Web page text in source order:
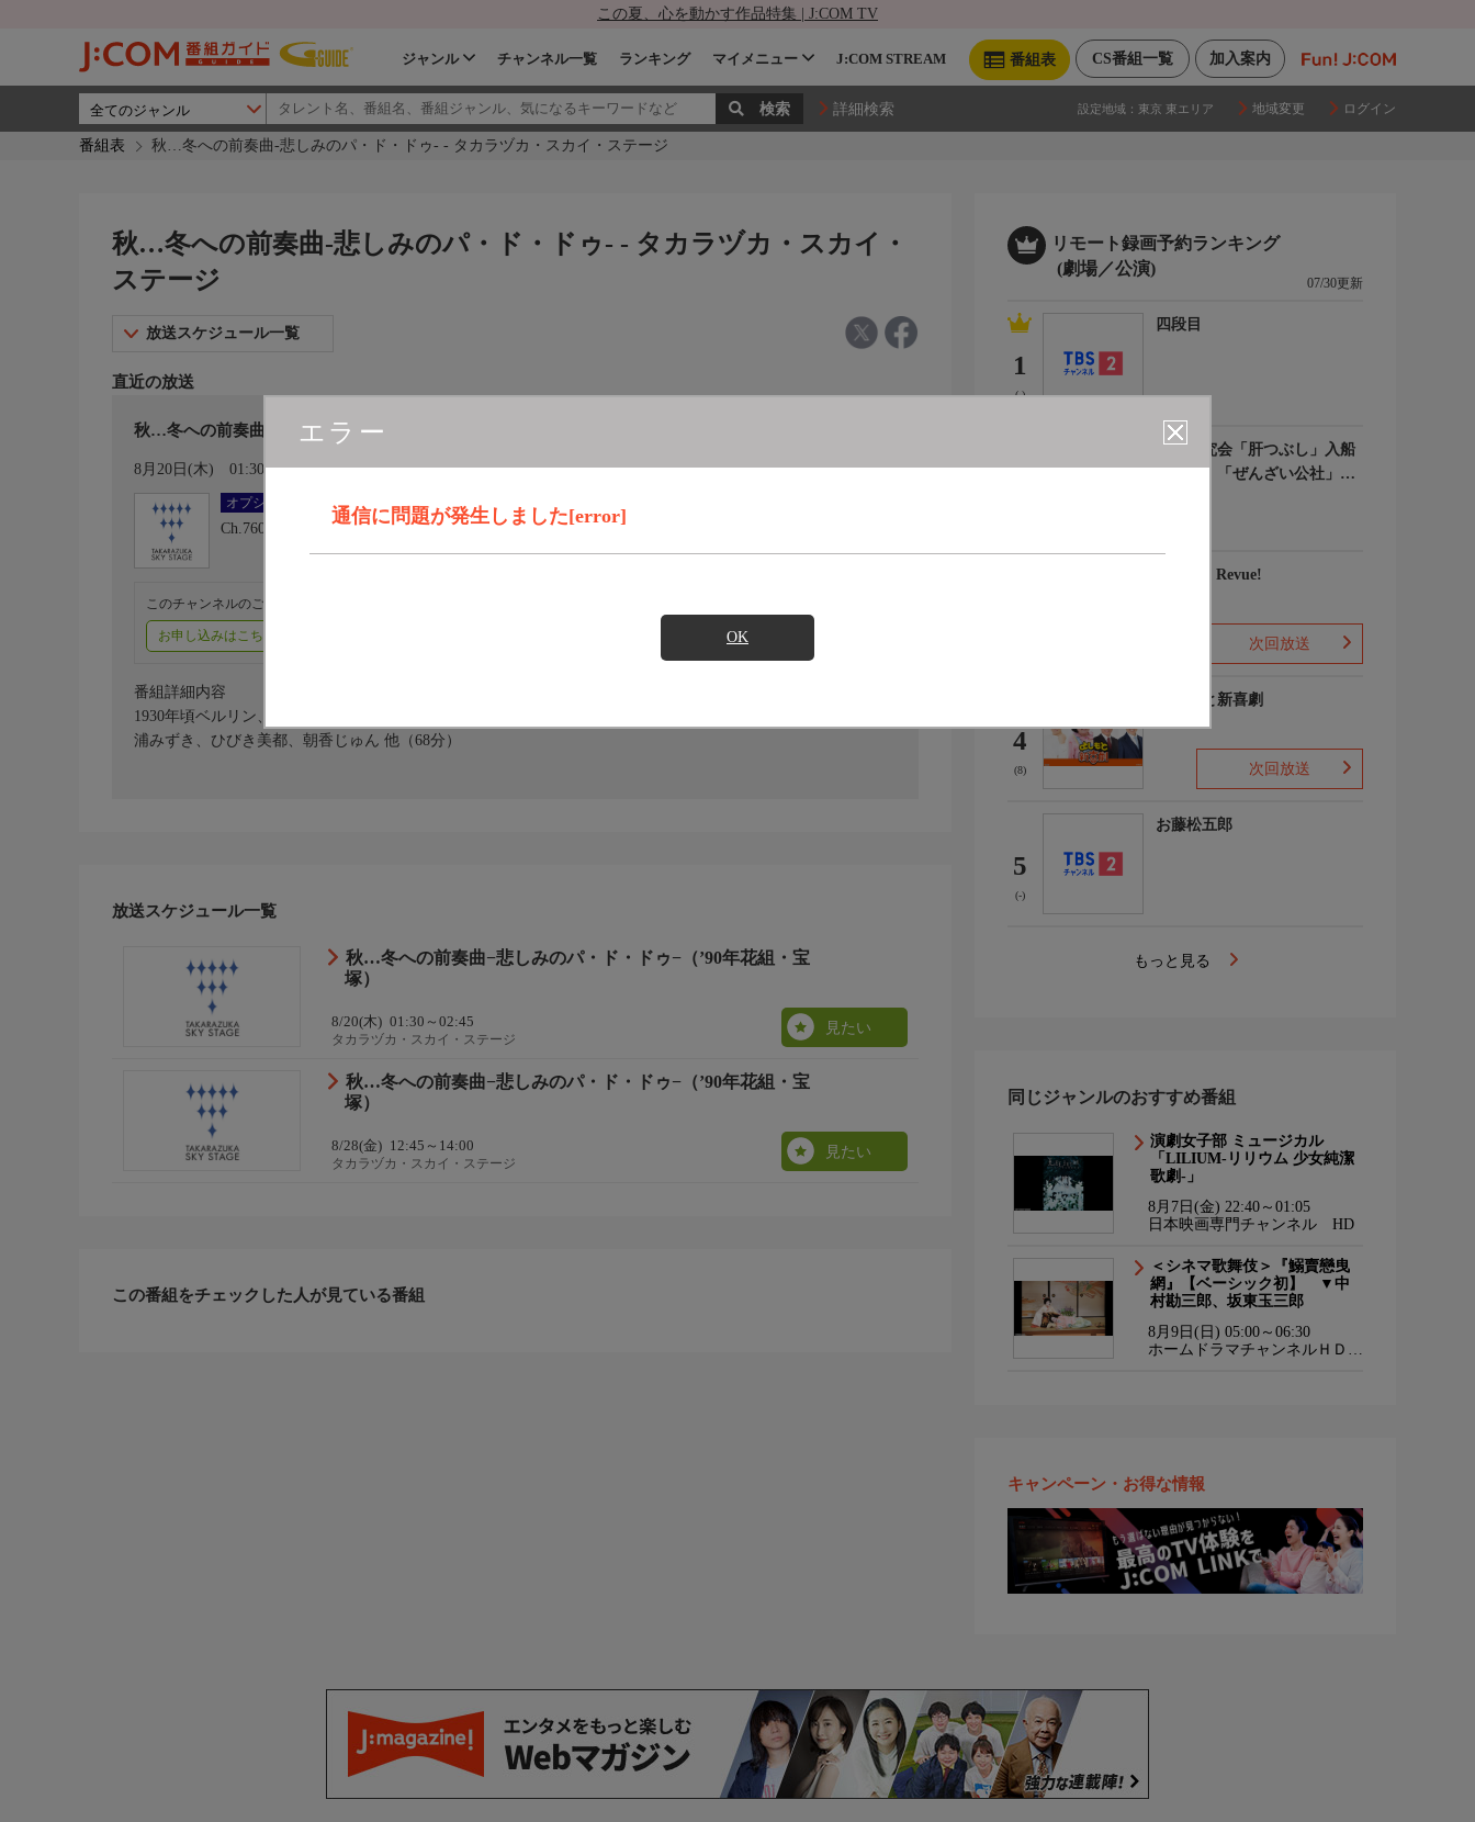
この夏、心を動かす作品特集 | J:COM TV
加入案内
CS番組一覧
番組表
ジャンル チャンネル一覧 ランキング マイメニュー J:COM STREAM
詳細検索 設定地域： 東京 東エリア 地域変更 ログイン
番組表 秋…冬への前奏曲-悲しみのパ・ド・ドゥ- - タカラヅカ・スカイ・ステージ
エラー
通信に問題が発生しました[error]
OK
秋…冬への前奏曲-悲しみのパ・ド・ドゥ- - タカラヅカ・スカイ・
ステージ
放送スケジュール一覧
直近の放送
秋…冬への前奏曲−悲しみのパ・ド・ドゥ−（’90年花組・宝塚）
8月20日(木) 01:30〜02:45
オプション
Ch.760
タカラヅカ・スカイ・ステージ
このチャンネルのご視聴には、オプションチャンネル(有料)のご契約が必要となります。
お申し込みはこちら
番組詳細内容
1930年頃ベルリン、愛と自由な芸術を求め亡命したダンサーの愛と悲しみの物語。'90年花組／宝塚／出演：大
浦みずき、ひびき美都、朝香じゅん 他（68分）
放送スケジュール一覧
秋…冬への前奏曲−悲しみのパ・ド・ドゥ−（’90年花組・宝
塚）
8/20(木) 01:30～02:45
タカラヅカ・スカイ・ステージ
見たい
秋…冬への前奏曲−悲しみのパ・ド・ドゥ−（’90年花組・宝
塚）
8/28(金) 12:45～14:00
タカラヅカ・スカイ・ステージ
見たい
この番組をチェックした人が見ている番組
リモート録画予約ランキング
(劇場／公演)
07/30更新
1
(-)
四段目
落語研究会「肝つぶし」入船
亭扇遊、「ぜんざい公社」柳
愛, Love Revue!
次回放送
4
(8)
よしもと新喜劇
次回放送
5
(-)
お藤松五郎
もっと見る
同じジャンルのおすすめ番組
演劇女子部 ミュージカル
「LILIUM-リリウム 少女純潔
歌劇-」
8月7日(金) 22:40～01:05
日本映画専門チャンネル HD
＜シネマ歌舞伎＞『鰯賣戀曳
網』【ベーシック初】 ▼中
村勘三郎、坂東玉三郎
8月9日(日) 05:00～06:30
ホームドラマチャンネルＨＤ
キャンペーン・お得な情報